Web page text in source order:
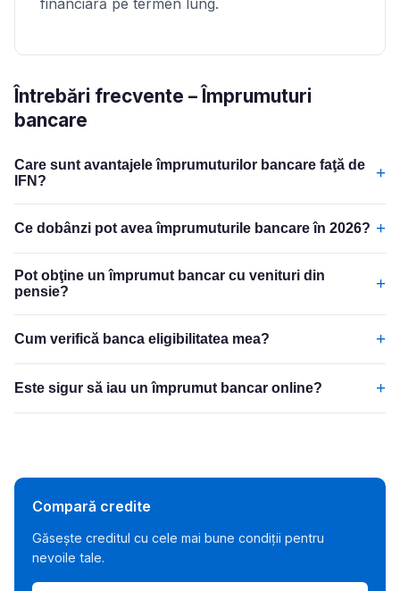
financiară pe termen lung.
Întrebări frecvente – Împrumuturi
bancare
Care sunt avantajele împrumuturilor bancare faţă de
IFN?
+
Ce dobânzi pot avea împrumuturile bancare în 2026? +
Pot obţine un împrumut bancar cu venituri din
pensie?
+
Cum verifică banca eligibilitatea mea? +
Este sigur să iau un împrumut bancar online? +
Compară credite
Găsește creditul cu cele mai bune condiții pentru
nevoile tale.